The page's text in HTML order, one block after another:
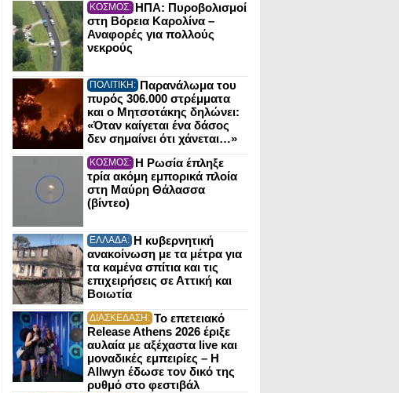
ΚΟΣΜΟΣ: ΗΠΑ: Πυροβολισμοί
στη Βόρεια Καρολίνα –
Αναφορές για πολλούς
νεκρούς
ΠΟΛΙΤΙΚΗ: Παρανάλωμα του
πυρός 306.000 στρέμματα
και ο Μητσοτάκης δηλώνει:
«Όταν καίγεται ένα δάσος
δεν σημαίνει ότι χάνεται…»
ΚΟΣΜΟΣ: Η Ρωσία έπληξε
τρία ακόμη εμπορικά πλοία
στη Μαύρη Θάλασσα
(βίντεο)
ΕΛΛΑΔΑ: Η κυβερνητική
ανακοίνωση με τα μέτρα για
τα καμένα σπίτια και τις
επιχειρήσεις σε Αττική και
Βοιωτία
ΔΙΑΣΚΕΔΑΣΗ: Το επετειακό
Release Athens 2026 έριξε
αυλαία με αξέχαστα live και
μοναδικές εμπειρίες – Η
Allwyn έδωσε τον δικό της
ρυθμό στο φεστιβάλ